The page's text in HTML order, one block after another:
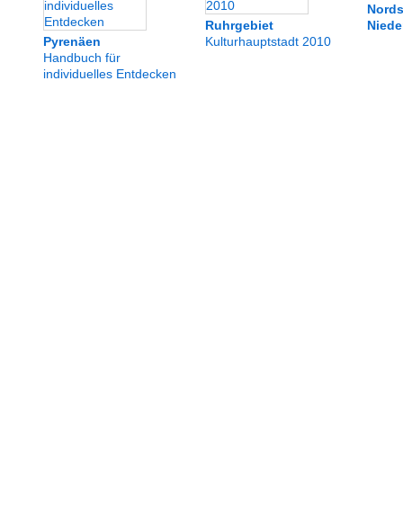
Pyrenäen
Handbuch für
individuelles Entdecken
Ruhrgebiet
Kulturhauptstadt 2010